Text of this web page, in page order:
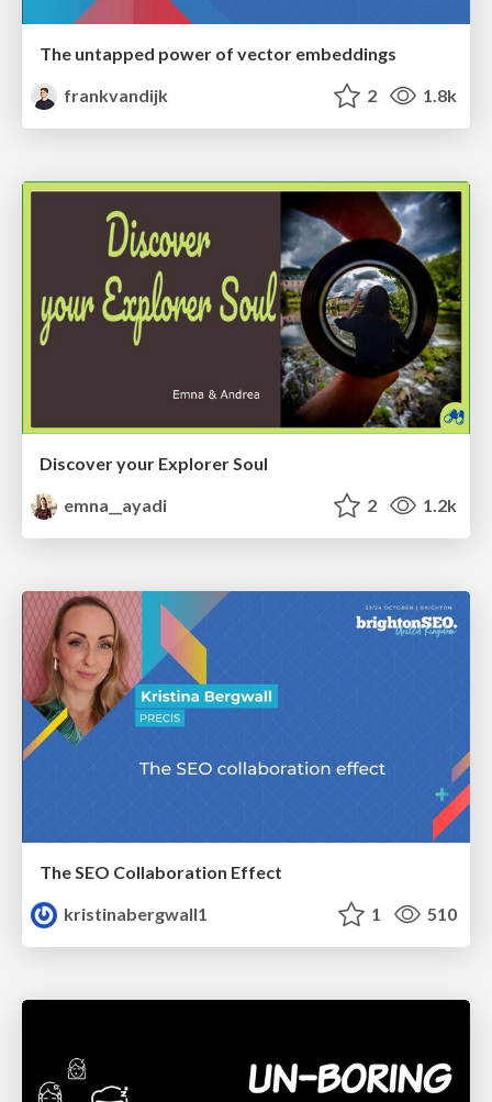
The untapped power of vector embeddings
frankvandijk
2 1.8k
Discover your Explorer Soul
emna__ayadi
2 1.2k
The SEO Collaboration Effect
kristinabergwall1
1 510